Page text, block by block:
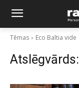
Tēmas Eco Baltia vide
Atslēgvārds: